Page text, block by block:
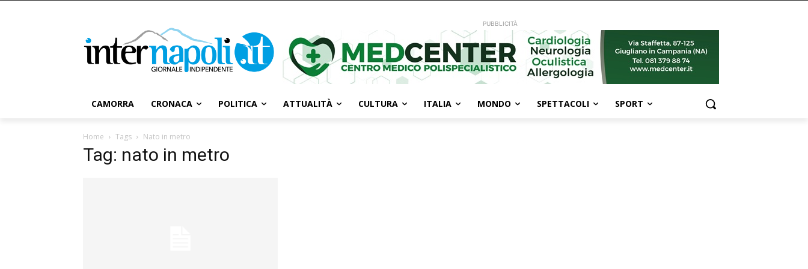
PUBBLICITÀ
CAMORRA CRONACA POLITICA ATTUALITÀ CULTURA ITALIA MONDO SPETTACOLI SPORT
Home Tags Nato in metro
Tag: nato in metro